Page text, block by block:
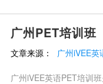
广州PET培训班
文章来源： 广州iVEE英
广州iVEE英语PET培训